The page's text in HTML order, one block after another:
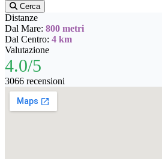
Cerca
Distanze
Dal Mare: 800 metri
Dal Centro: 4 km
Valutazione
4.0/5
3066 recensioni